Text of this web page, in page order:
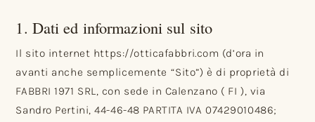
1. Dati ed informazioni sul sito
Il sito internet https://otticafabbri.com (d’ora in
avanti anche semplicemente “Sito”) è di proprietà di
FABBRI 1971 SRL, con sede in Calenzano ( FI ), via
Sandro Pertini, 44-46-48 PARTITA IVA 07429010486;